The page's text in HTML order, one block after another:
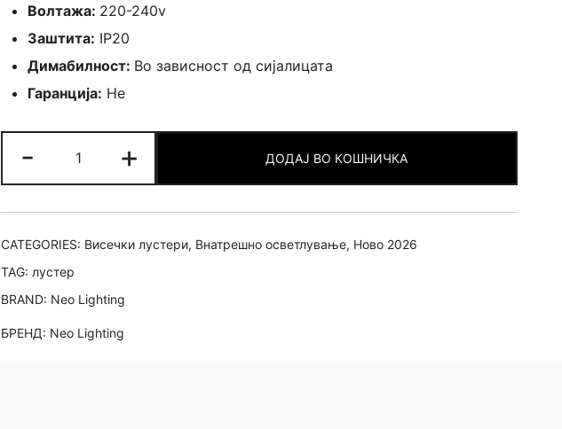
Волтажа: 220-240v
Заштита: IP20
Димабилност: Во зависност од сијалицата
Гаранција: Не
-
Gregg
RL
quantity
+ ДОДАЈ ВО КОШНИЧКА
CATEGORIES: Висечки лустери, Внатрешно осветлување, Ново 2026
TAG: лустер
BRAND: Neo Lighting
БРЕНД: Neo Lighting